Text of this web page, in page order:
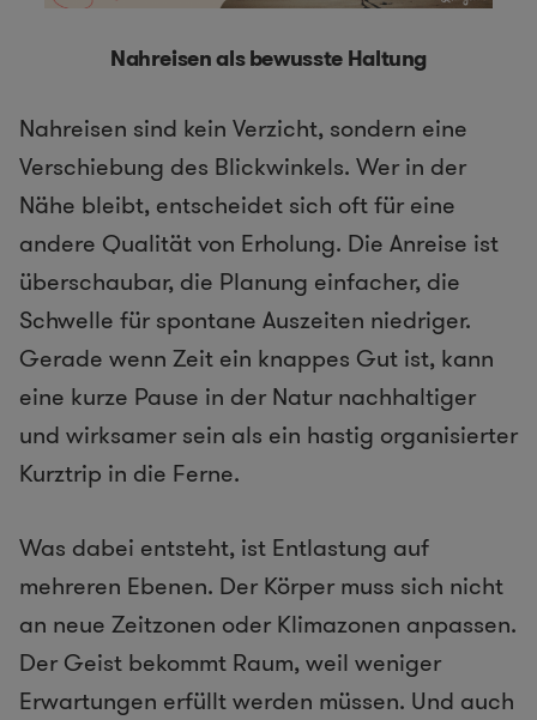
Nahreisen als bewusste Haltung
Nahreisen sind kein Verzicht, sondern eine
Verschiebung des Blickwinkels. Wer in der
Nähe bleibt, entscheidet sich oft für eine
andere Qualität von Erholung. Die Anreise ist
überschaubar, die Planung einfacher, die
Schwelle für spontane Auszeiten niedriger.
Gerade wenn Zeit ein knappes Gut ist, kann
eine kurze Pause in der Natur nachhaltiger
und wirksamer sein als ein hastig organisierter
Kurztrip in die Ferne.
Was dabei entsteht, ist Entlastung auf
mehreren Ebenen. Der Körper muss sich nicht
an neue Zeitzonen oder Klimazonen anpassen.
Der Geist bekommt Raum, weil weniger
Erwartungen erfüllt werden müssen. Und auch